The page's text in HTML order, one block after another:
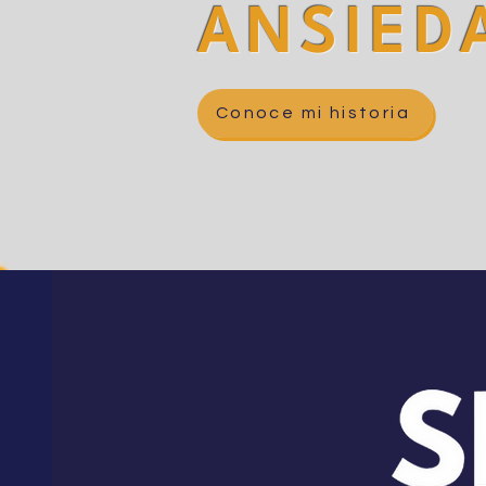
Conoce mi historia